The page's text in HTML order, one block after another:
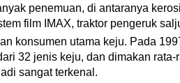
penemuan, di antaranya
film IMAX, traktor pengeruk
konsumen utama keju. Pada
32 jenis keju, dan dimakan rata-
sangat terkenal.